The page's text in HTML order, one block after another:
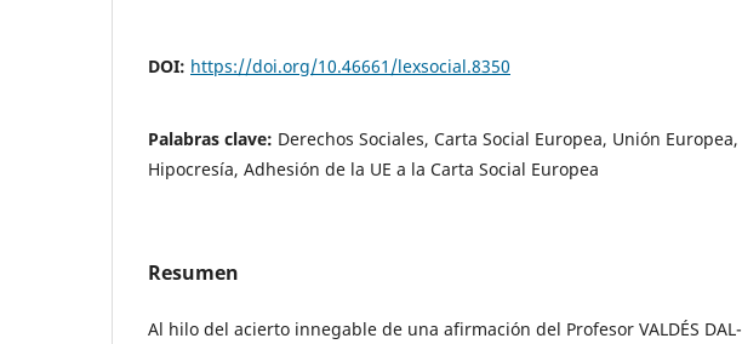
DOI: https://doi.org/10.46661/lexsocial.8350
Palabras clave: Derechos Sociales, Carta Social Europea, Unión Europea,
Hipocresía, Adhesión de la UE a la Carta Social Europea
Resumen
Al hilo del acierto innegable de una afirmación del Profesor VALDÉS DAL-